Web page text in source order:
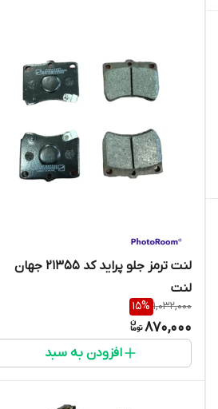
لنت ترمز جلو پراید کد 21355 جهان
لنت
1,032,000
15%
870,000
افزودن به سبد